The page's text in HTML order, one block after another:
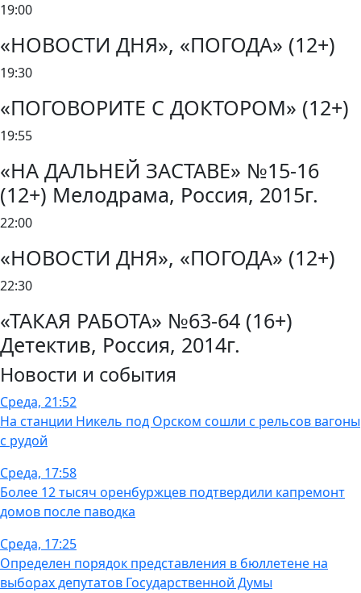
19:00
«НОВОСТИ ДНЯ», «ПОГОДА» (12+)
19:30
«ПОГОВОРИТЕ С ДОКТОРОМ» (12+)
19:55
«НА ДАЛЬНЕЙ ЗАСТАВЕ» №15-16
(12+) Мелодрама, Россия, 2015г.
22:00
«НОВОСТИ ДНЯ», «ПОГОДА» (12+)
22:30
«ТАКАЯ РАБОТА» №63-64 (16+)
Детектив, Россия, 2014г.
Новости и события
Среда, 21:52
На станции Никель под Орском сошли с рельсов вагоны
с рудой
Среда, 17:58
Более 12 тысяч оренбуржцев подтвердили капремонт
домов после паводка
Среда, 17:25
Определен порядок представления в бюллетене на
выборах депутатов Государственной Думы